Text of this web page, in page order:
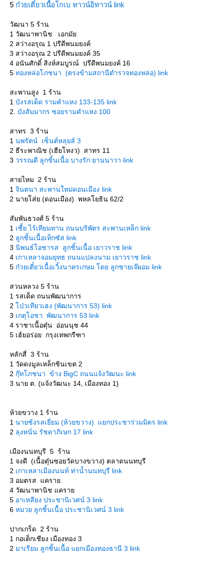
5 ก๋วยเตี๋ยวเนื้อโกเบ ทาวน์อิทาวน์ link
วัฒนา 5 ร้าน
1 วัฒนาพานิช เอกมั
2 สว่างอรุณ 1 ปรีดีพนมยงค์
3 สว่างอรุณ 2 ปรีดีพนมยงค์ 35
4 อนันศักดิ์ สิงห์สมบูรณ์ ปรีดีพนมยงค์ 16
5 ทองหล่อโภชนา (ตรงข้ามสถานีตำรวจทองหล่อ) link
สะพานสูง 1 ร้าน
1 บังรสเด็ด รามคำแหง 133-135 link
2. บังสัมมากร ซอยรามคำแหง 100
สาทร 3 ร้าน
1 นพรัตน์ เซ็นต์หลุยส์ 3
2 ธีระพาณิช (เฮียโหงว) สาทร 11
3 วรรณดี ลูกชิ้นเนื้อ บางรัก ยานนาวา link
สายไหม 2 ร้าน
1 จินตนา สะพานใหม่ดอนเมือง link
2 นายโส่ย (ดอนเมือง) พหลโยธิน 62/2
สัมพันธวงศ์ 5 ร้าน
1 เซี้ย ไร้เทียมทาน ถนนบริพัตร สะพานเหล็ก link
2 ลูกชิ้นเนื้อเท็กซัส link
3 นิพนธ์โอชารส ลูกชิ้นเนื้อ เยาวราช link
4 เกาเหลาจอมยุทธ ถนนแปลงนาม เยาวราช link
5 ก๋วยเตี๋ยวเนื้อเวิ้งนาครเกษม โดย ลูกชายเจ๊ผอม link
สวนหลวง 5 ร้าน
1 รสเด็ด ถนนพัฒนาการ
2 ป่วเทียวเฮง (พัฒนาการ 53) link
3 เกตุโอชา พัฒนาการ 53 link
4 ราชาเนื้อตุ๋น อ่อนนุช 44
5 เฮ้ยอร่อย กรุงเทพกรีฑา
หลักสี่ 3 ร้าน
1 วัดดงมูลเหล็กชินเขต 2
2 กุ๊ทโภชนา ข้าง BigC ถนนแจ้งวัฒนะ link
3 นาย ต. (แจ้งวัฒนะ 14, เมืองทอง 1)
ห้วยขวาง 1 ร้าน
1 นายซ้งรสเยี่ยม (ห้วยขวาง) แยกประชาร่วมมิตร link
2 ลุงหนั่น รัชดาภิเษก 17 link
เมืองนนทบุรี 5 ร้าน
1 จงดี (เนื้อตุ๋นซอยวัดบางขวาง) ตลาดนนทบุรี
2 เกาเหลาเมืองนนท์ ท่าน้ำนนทบุรี link
3 อมตรส แครา
4 วัฒนาพานิช แครา
5 อาเหลียง ประชานิเวศน์ 3 link
6 หมวย ลูกชิ้นเนื้อ ประชานิเวศน์ 3 link
ปากเกร็ด 2 ร้าน
1 กอเต็กเชียง เมืองทอง 3
2 มาเรียม ลูกชิ้นเนื้อ แยกเมืองทองธานี 3 link